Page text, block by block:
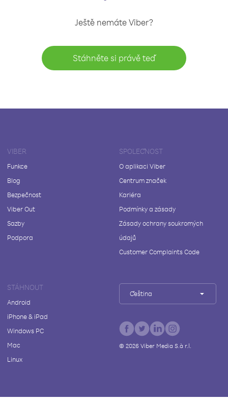
Ještě nemáte Viber?
Stáhněte si právě teď
VIBER
Funkce
Blog
Bezpečnost
Viber Out
Sazby
Podpora
SPOLEČNOST
O aplikaci Viber
Centrum značek
Kariéra
Podmínky a zásady
Zásady ochrany soukromých
údajů
Customer Complaints Code
STÁHNOUT
Android
iPhone & iPad
Windows PC
Mac
Linux
Čeština
© 2026Viber Media S.à r.l.